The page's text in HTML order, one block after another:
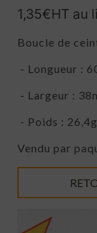
1,35€HT au
Boucle de
- Longueur :
- Largeur :
- Poids : 26,4g
Vendu par